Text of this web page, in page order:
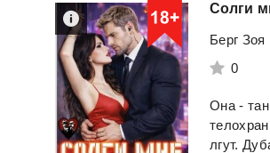
Солги
Берг Зоя
0
Она -
лгут.